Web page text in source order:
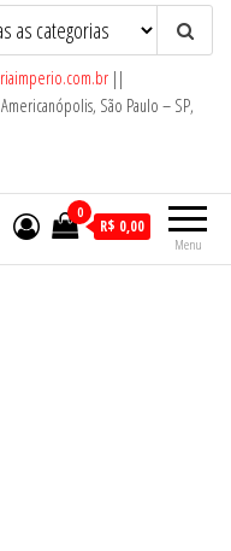
Coroas de Flores com
e Preço Acessível para Entrega
no Cemitério em nosso
Serviço de Floricultura.
||
São Paulo – SP,
Menu
0
R$ 0,00